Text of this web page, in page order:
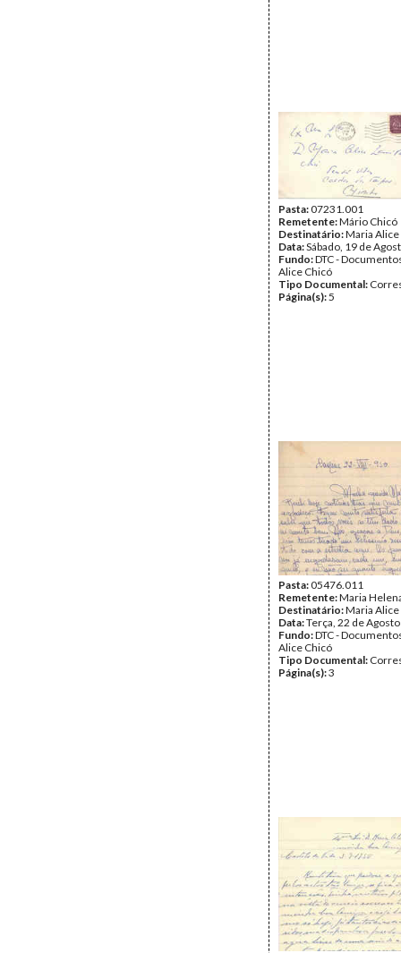
Pasta:07231.001
Remetente:Mário Chicó
Destinatário:Maria Alice
Data:Sábado, 19 de
Fundo:DTC -
Alice Chicó
Tipo Documental:
Página(s):5
Pasta:05476.011
Remetente:Maria
Destinatário:Maria Alice
Data:Terça, 22 de
Fundo:DTC -
Alice Chicó
Tipo Documental:
Página(s):3